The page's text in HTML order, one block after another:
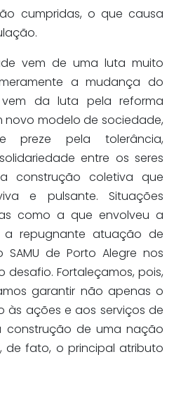
cumpridas, o que causa
vem de uma luta muito
a mudança do
da luta pela reforma
novo modelo de sociedade,
preze pela tolerância,
entre os seres
construção coletiva que
e pulsante. Situações
como a que envolveu a
a repugnante atuação de
SAMU de Porto Alegre nos
Fortaleçamos, pois,
garantir não apenas o
às ações e aos serviços de
construção de uma nação
de fato, o principal atributo